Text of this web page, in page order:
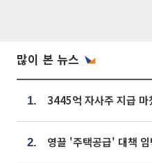
많이 본 뉴스
1.
2.